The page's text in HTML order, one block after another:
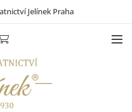
Jelínek Praha